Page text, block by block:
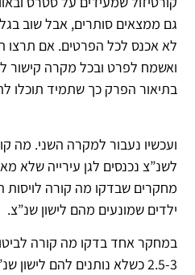
גם ממצאים סותרים, אבל שוב
לא אכנס לכל הפרטים. אם תרצו
ואשמח לפרט ובכל מקרה קישור
בתיאור הפרק כך שתמיד תוכלו
ועכשיו נעבור למקרה השני. מה
לשנ”צ נכנסים לגן עירייה שלא
מחקרים שבדקו מה קורה לויסות
ילדים שמונעים מהם לישון שנ”צ.
במחקר אחד בדקו מה קורה
2.5-3 כשלא נותנים להם